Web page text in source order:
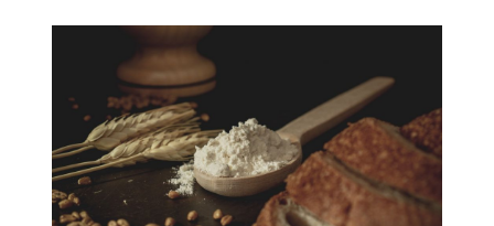
blant mat- og drikkeentusiaster. Denne arti...